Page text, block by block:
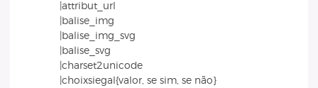
|attribut_url
|balise_img
|balise_img_svg
|balise_svg
|charset2unicode
|choixsiegal{valor, se sim, se não}